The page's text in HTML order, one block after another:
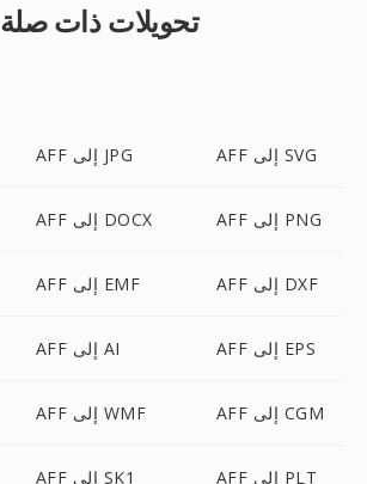
تحويلات ذات صلة
AFF إلى JPG AFF إلى SVG
AFF إلى DOCX AFF إلى PNG
AFF إلى EMF AFF إلى DXF
AFF إلى AI AFF إلى EPS
AFF إلى WMF AFF إلى CGM
AFF إلى SK1 AFF إلى PLT